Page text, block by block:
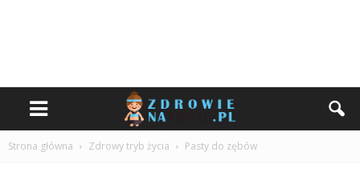
Strona główna Zdrowy tryb życia Pasty do zębów